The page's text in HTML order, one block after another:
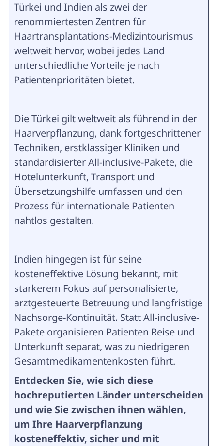
Türkei und Indien als zwei der
renommiertesten Zentren für
Haartransplantations-Medizintourismus
weltweit hervor, wobei jedes Land
unterschiedliche Vorteile je nach
Patientenprioritäten bietet.
Die Türkei gilt weltweit als führend in der
Haarverpflanzung, dank fortgeschrittener
Techniken, erstklassiger Kliniken und
standardisierter All-inclusive-Pakete, die
Hotelunterkunft, Transport und
Übersetzungshilfe umfassen und den
Prozess für internationale Patienten
nahtlos gestalten.
Indien hingegen ist für seine
kosteneffektive Lösung bekannt, mit
starkerem Fokus auf personalisierte,
arztgesteuerte Betreuung und langfristige
Nachsorge-Kontinuität. Statt All-inclusive-
Pakete organisieren Patienten Reise und
Unterkunft separat, was zu niedrigeren
Gesamtmedikamentenkosten führt.
Entdecken Sie, wie sich diese
hochreputierten Länder unterscheiden
und wie Sie zwischen ihnen wählen,
um Ihre Haarverpflanzung
kosteneffektiv, sicher und mit